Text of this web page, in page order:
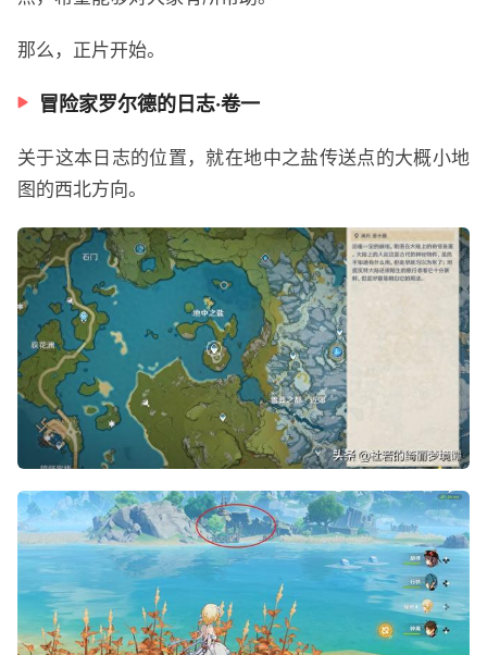
那么，正片开始。
冒险家罗尔德的日志·卷一
关于这本日志的位置，就在地中之盐传送点的大概小地
图的西北方向。